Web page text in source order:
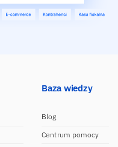
Baza wiedzy
Blog
Centrum pomocy